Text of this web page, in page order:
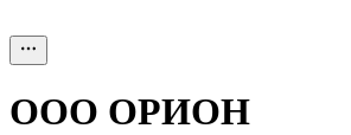
ООО ОРИОН